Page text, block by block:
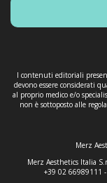
I contenuti editoriali
devono essere considerati
al proprio medico e/o
non è sottoposto alle
Merz
Merz Aesthetics Italia
+39 02 66989111